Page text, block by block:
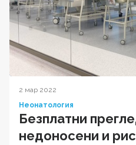
2 мар 2022
Неонатология
Безплатни
недоносени и